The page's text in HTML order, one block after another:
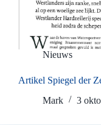
Nieuws
Artikel Spiegel der
Mark
3